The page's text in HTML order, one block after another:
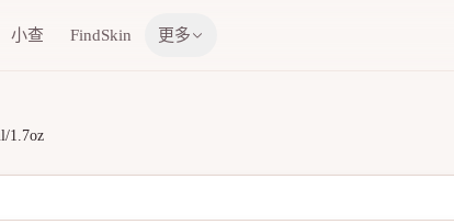
小查 FindSkin 更多
1.7oz